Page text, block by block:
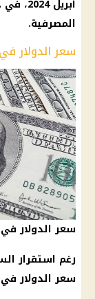
أبريل
المصرفية.
سعر الدولار
سعر الدولار
رغم استقرار
سعر الدولار